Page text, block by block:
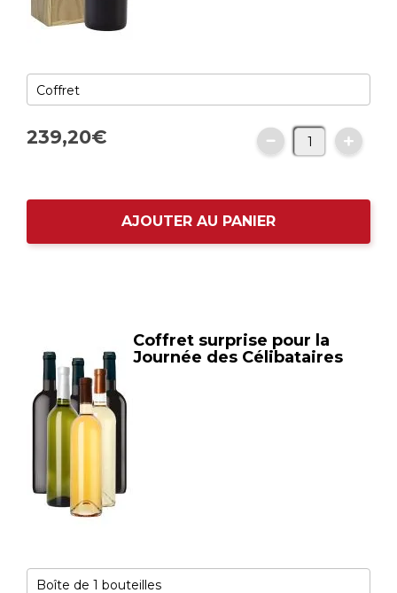
239,20€
AJOUTER AU PANIER
Coffret surprise pour la
Journée des Célibataires